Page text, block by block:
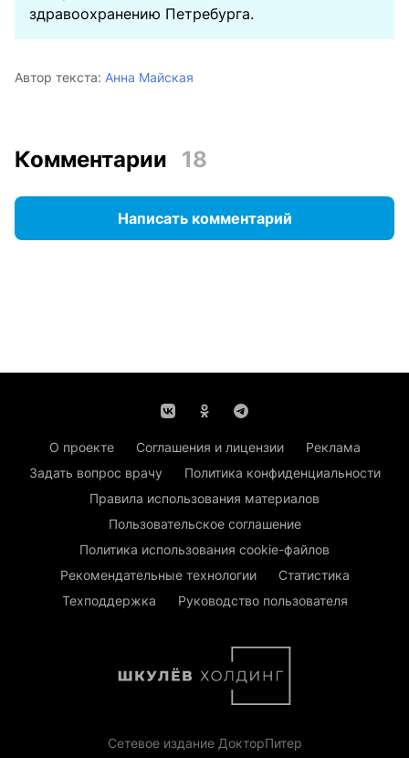
здравоохранению Петребурга.
Автор текста: Анна Майская
Комментарии 18
Написать комментарий
О проекте Соглашения и лицензии
Реклама
Задать вопрос врачу
Политика конфиденциальности
Правила использования материалов
Пользовательское соглашение
Политика использования cookie-файлов
Рекомендательные технологии
Статистика
Техподдержка
Руководство пользователя
Сетевое издание ДокторПитер